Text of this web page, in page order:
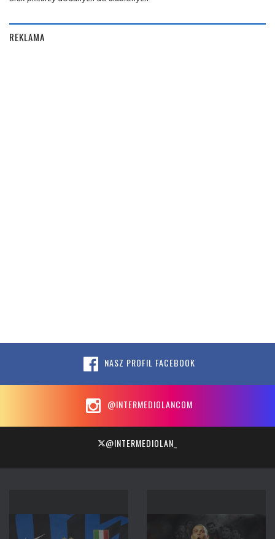
REKLAMA
NASZ PROFIL FACEBOOK
@INTERMEDIOLANCOM
@INTERMEDIOLAN_